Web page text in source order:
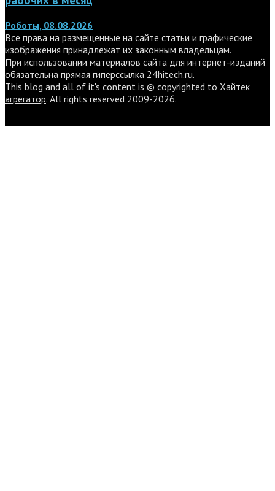
Роботы, 08.08.2026
Все права на размещенные на сайте статьи и графические
изображения принадлежат их законным владельцам.
При использовании материалов сайта для интернет-изданий
обязательна прямая гиперссылка 24hitech.ru.
This blog and all of it's content is © copyrighted to Хайтек
агрегатор. All rights reserved 2009-2026.